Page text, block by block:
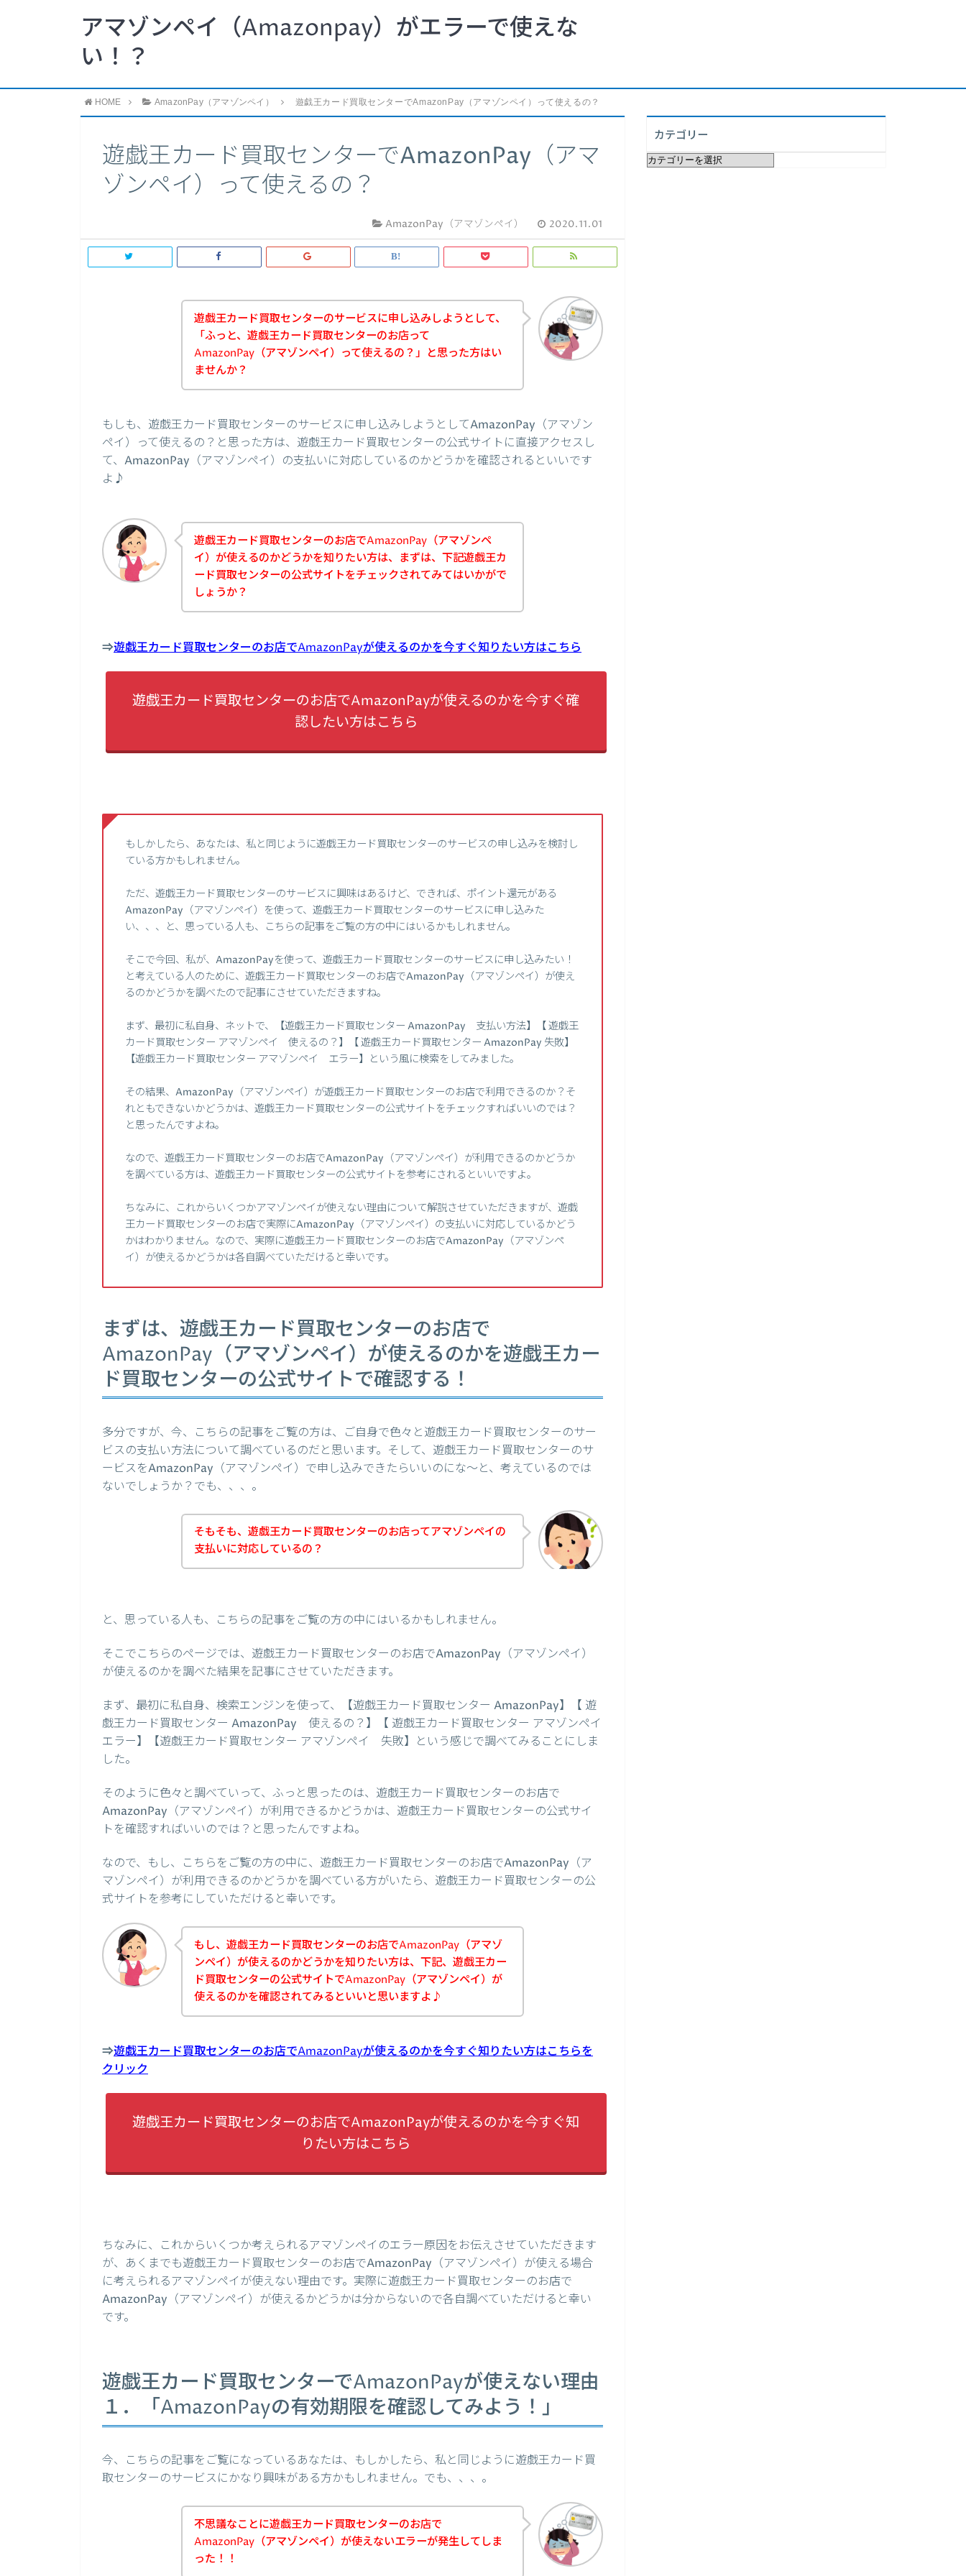
アマゾンペイ（Amazonpay）がエラーで使えな
い！？
HOME AmazonPay（アマゾンペイ） 遊戯王カード買取センターでAmazonPay（アマゾンペイ）って使えるの？
遊戯王カード買取センターでAmazonPay（アマ
ゾンペイ）って使えるの？
AmazonPay（アマゾンペイ） 2020.11.01
遊戯王カード買取センターのサービスに申し込みしようとして、
「ふっと、遊戯王カード買取センターのお店って
AmazonPay（アマゾンペイ）って使えるの？」と思った方はい
ませんか？
もしも、遊戯王カード買取センターのサービスに申し込みしようとしてAmazonPay（アマゾン
ペイ）って使えるの？と思った方は、遊戯王カード買取センターの公式サイトに直接アクセスし
て、AmazonPay（アマゾンペイ）の支払いに対応しているのかどうかを確認されるといいです
よ♪
遊戯王カード買取センターのお店でAmazonPay（アマゾンペ
イ）が使えるのかどうかを知りたい方は、まずは、下記遊戯王カ
ード買取センターの公式サイトをチェックされてみてはいかがで
しょうか？
⇒遊戯王カード買取センターのお店でAmazonPayが使えるのかを今すぐ知りたい方はこちら
遊戯王カード買取センターのお店でAmazonPayが使えるのかを今すぐ確
認したい方はこちら
もしかしたら、あなたは、私と同じように遊戯王カード買取センターのサービスの申し込みを検討し
ている方かもしれません。
ただ、遊戯王カード買取センターのサービスに興味はあるけど、できれば、ポイント還元がある
AmazonPay（アマゾンペイ）を使って、遊戯王カード買取センターのサービスに申し込みた
い、、、と、思っている人も、こちらの記事をご覧の方の中にはいるかもしれません。
そこで今回、私が、AmazonPayを使って、遊戯王カード買取センターのサービスに申し込みたい！
と考えている人のために、遊戯王カード買取センターのお店でAmazonPay（アマゾンペイ）が使え
るのかどうかを調べたので記事にさせていただきますね。
まず、最初に私自身、ネットで、【遊戯王カード買取センター AmazonPay 支払い方法】【 遊戯王
カード買取センター アマゾンペイ 使えるの？】【 遊戯王カード買取センター AmazonPay 失敗】
【遊戯王カード買取センター アマゾンペイ エラー】という風に検索をしてみました。
その結果、AmazonPay（アマゾンペイ）が遊戯王カード買取センターのお店で利用できるのか？そ
れともできないかどうかは、遊戯王カード買取センターの公式サイトをチェックすればいいのでは？
と思ったんですよね。
なので、遊戯王カード買取センターのお店でAmazonPay（アマゾンペイ）が利用できるのかどうか
を調べている方は、遊戯王カード買取センターの公式サイトを参考にされるといいですよ。
ちなみに、これからいくつかアマゾンペイが使えない理由について解説させていただきますが、遊戯
王カード買取センターのお店で実際にAmazonPay（アマゾンペイ）の支払いに対応しているかどう
かはわかりません。なので、実際に遊戯王カード買取センターのお店でAmazonPay（アマゾンペ
イ）が使えるかどうかは各自調べていただけると幸いです。
まずは、遊戯王カード買取センターのお店で
AmazonPay（アマゾンペイ）が使えるのかを遊戯王カー
ド買取センターの公式サイトで確認する！
多分ですが、今、こちらの記事をご覧の方は、ご自身で色々と遊戯王カード買取センターのサー
ビスの支払い方法について調べているのだと思います。そして、遊戯王カード買取センターのサ
ービスをAmazonPay（アマゾンペイ）で申し込みできたらいいのにな～と、考えているのでは
ないでしょうか？でも、、、。
そもそも、遊戯王カード買取センターのお店ってアマゾンペイの
支払いに対応しているの？
と、思っている人も、こちらの記事をご覧の方の中にはいるかもしれません。
そこでこちらのページでは、遊戯王カード買取センターのお店でAmazonPay（アマゾンペイ）
が使えるのかを調べた結果を記事にさせていただきます。
まず、最初に私自身、検索エンジンを使って、【遊戯王カード買取センター AmazonPay】【 遊
戯王カード買取センター AmazonPay 使えるの？】【 遊戯王カード買取センター アマゾンペイ
エラー】【遊戯王カード買取センター アマゾンペイ 失敗】という感じで調べてみることにしま
した。
そのように色々と調べていって、ふっと思ったのは、遊戯王カード買取センターのお店で
AmazonPay（アマゾンペイ）が利用できるかどうかは、遊戯王カード買取センターの公式サイ
トを確認すればいいのでは？と思ったんですよね。
なので、もし、こちらをご覧の方の中に、遊戯王カード買取センターのお店でAmazonPay（ア
マゾンペイ）が利用できるのかどうかを調べている方がいたら、遊戯王カード買取センターの公
式サイトを参考にしていただけると幸いです。
もし、遊戯王カード買取センターのお店でAmazonPay（アマゾ
ンペイ）が使えるのかどうかを知りたい方は、下記、遊戯王カー
ド買取センターの公式サイトでAmazonPay（アマゾンペイ）が
使えるのかを確認されてみるといいと思いますよ♪
⇒遊戯王カード買取センターのお店でAmazonPayが使えるのかを今すぐ知りたい方はこちらを
クリック
遊戯王カード買取センターのお店でAmazonPayが使えるのかを今すぐ知
りたい方はこちら
ちなみに、これからいくつか考えられるアマゾンペイのエラー原因をお伝えさせていただきます
が、あくまでも遊戯王カード買取センターのお店でAmazonPay（アマゾンペイ）が使える場合
に考えられるアマゾンペイが使えない理由です。実際に遊戯王カード買取センターのお店で
AmazonPay（アマゾンペイ）が使えるかどうかは分からないので各自調べていただけると幸い
です。
遊戯王カード買取センターでAmazonPayが使えない理由
１．「AmazonPayの有効期限を確認してみよう！」
今、こちらの記事をご覧になっているあなたは、もしかしたら、私と同じように遊戯王カード買
取センターのサービスにかなり興味がある方かもしれません。でも、、、。
不思議なことに遊戯王カード買取センターのお店で
AmazonPay（アマゾンペイ）が使えないエラーが発生してしま
った！！
カテゴリー